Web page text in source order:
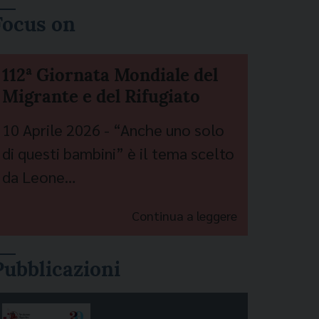
on
112ª Giornata Mondiale del
Migrante e del Rifugiato
10 Aprile 2026 - “Anche uno solo
di questi bambini” è il tema scelto
da Leone…
Continua a leggere